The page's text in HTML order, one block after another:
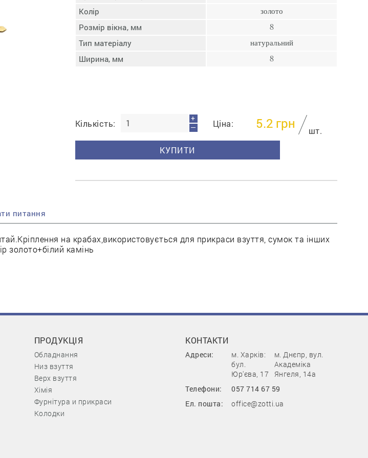
п'яти
Цвяхи
Колір золото
Розмір вікна, мм 8
Тип матеріалу натуральний
Ширина, мм 8
Кількість:
+
—
Ціна: 5.2 грн
шт.
КУПИТИ
питання
на крабах,використовується для прикраси взуття, сумок та інших
золото+білий камінь
ПРОДУКЦІЯ
Обладнання
Низ взуття
Верх взуття
Хімія
Фурнітура и прикраси
Колодки
КОНТАКТИ
Адреси:
м. Харків:
бул.
Юр'єва, 17
м. Днєпр, вул.
Академіка
Янгеля, 14а
Телефони:
057 714 67 59
Ел. пошта:
office@zotti.ua